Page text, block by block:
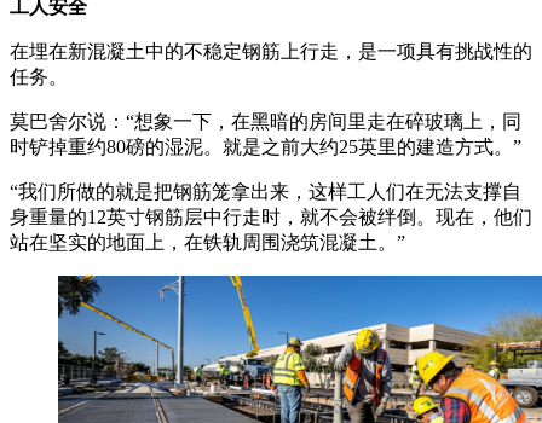
工人安全
在埋在新混凝土中的不稳定钢筋上行走，是一项具有挑战性的
任务。
莫巴舍尔说：“想象一下，在黑暗的房间里走在碎玻璃上，同
时铲掉重约80磅的湿泥。就是之前大约25英里的建造方式。”
“我们所做的就是把钢筋笼拿出来，这样工人们在无法支撑自
身重量的12英寸钢筋层中行走时，就不会被绊倒。现在，他们
站在坚实的地面上，在铁轨周围浇筑混凝土。”